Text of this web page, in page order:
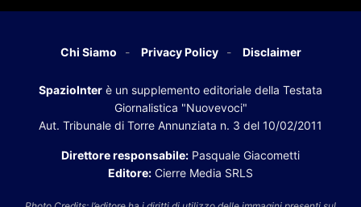
Chi Siamo Privacy Policy Disclaimer
SpazioInter è un supplemento editoriale della Testata
Giornalistica "Nuovevoci"
Aut. Tribunale di Torre Annunziata n. 3 del 10/02/2011
Direttore responsabile: Pasquale Giacometti
Editore: Cierre Media SRLS